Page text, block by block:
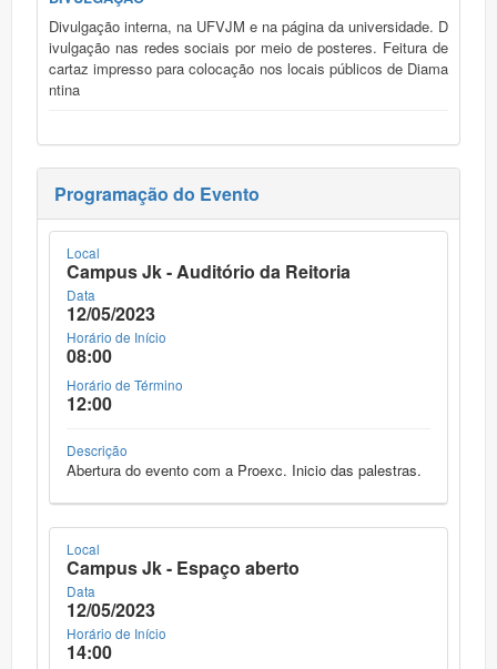
Divulgação interna, na UFVJM e na página da universidade. D
ivulgação nas redes sociais por meio de posteres. Feitura de
cartaz impresso para colocação nos locais públicos de Diama
ntina
Programação do Evento
Local
Campus Jk - Auditório da Reitoria
Data
12/05/2023
Horário de Início
08:00
Horário de Término
12:00
Descrição
Abertura do evento com a Proexc. Inicio das palestras.
Local
Campus Jk - Espaço aberto
Data
12/05/2023
Horário de Início
14:00